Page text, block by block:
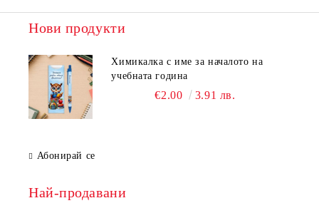
Нови продукти
Химикалка с име за началото на
учебната година
€2.00 3.91 лв.
Абонирай се
Най-продавани